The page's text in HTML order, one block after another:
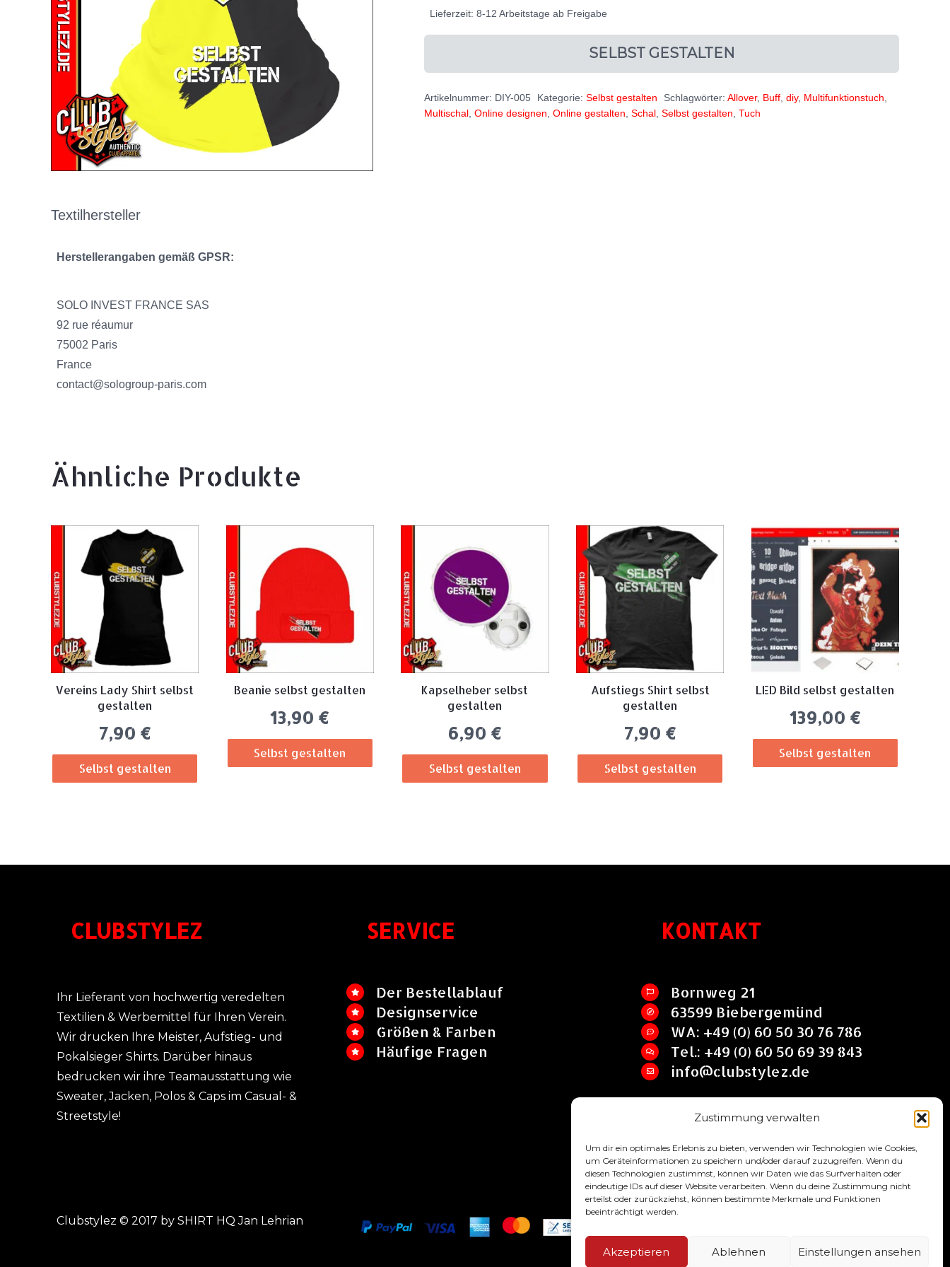
Zustimmung verwalten
Um dir ein optimales Erlebnis zu bieten, verwenden wir Technologien wie Cookies,
um Geräteinformationen zu speichern und/oder darauf zuzugreifen. Wenn du
diesen Technologien zustimmst, können wir Daten wie das Surfverhalten oder
eindeutige IDs auf dieser Website verarbeiten. Wenn du deine Zustimmung nicht
erteilst oder zurückziehst, können bestimmte Merkmale und Funktionen
beeinträchtigt werden.
Akzeptieren Ablehnen Einstellungen ansehen
Lieferzeit: 8-12 Arbeitstage ab Freigabe
SELBST GESTALTEN
Artikelnummer: DIY-005 Kategorie: Selbst gestalten Schlagwörter: Allover, Buff, diy, Multifunktionstuch,
Multischal, Online designen, Online gestalten, Schal, Selbst gestalten, Tuch
Textilhersteller
Herstellerangaben gemäß GPSR:
SOLO INVEST FRANCE SAS
92 rue réaumur
75002 Paris
France
contact@sologroup-paris.com
Ähnliche Produkte
Vereins Lady Shirt selbst
gestalten
7,90 €
Selbst gestalten
Beanie selbst gestalten
13,90 €
Selbst gestalten
Kapselheber selbst
gestalten
6,90 €
Selbst gestalten
Aufstiegs Shirt selbst
gestalten
7,90 €
Selbst gestalten
LED Bild selbst gestalten
139,00 €
Selbst gestalten
CLUBSTYLEZ
Ihr Lieferant von hochwertig veredelten
Textilien & Werbemittel für Ihren Verein.
Wir drucken Ihre Meister, Aufstieg- und
Pokalsieger Shirts. Darüber hinaus
bedrucken wir ihre Teamausstattung wie
Sweater, Jacken, Polos & Caps im Casual- &
Streetstyle!
SERVICE
Der Bestellablauf
Designservice
Größen & Farben
Häufige Fragen
KONTAKT
Bornweg 21
63599 Biebergemünd
WA: +49 (0) 60 50 30 76 786
Tel.: +49 (0) 60 50 69 39 843
info@clubstylez.de
Clubstylez © 2017 by SHIRT HQ Jan Lehrian Impressum
Datenschutzbelehrung